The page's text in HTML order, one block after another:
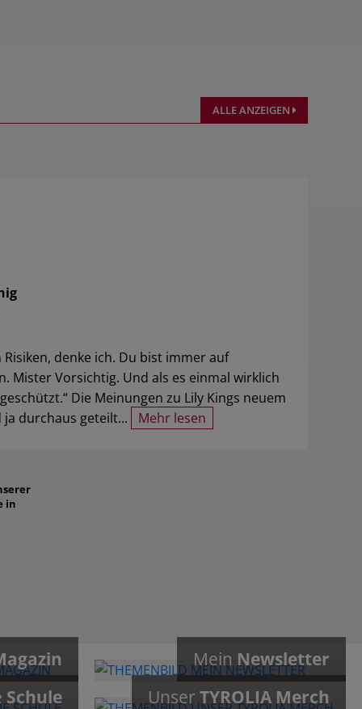
ALLE ANZEIGEN
denke ich. Du bist immer auf
Mister Vorsichtig. Und als es einmal wirklich
Die Meinungen zu Lily Kings neuem
ja durchaus geteilt...
Mehr lesen
in
Mein Newsletter
Schule Unser TYROLIA Merch